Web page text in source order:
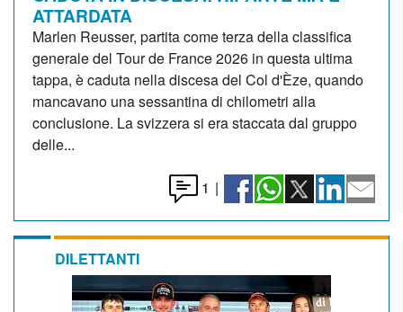
ATTARDATA
Marlen Reusser, partita come terza della classifica
generale del Tour de France 2026 in questa ultima
tappa, è caduta nella discesa del Col d'Èze, quando
mancavano una sessantina di chilometri alla
conclusione. La svizzera si era staccata dal gruppo
delle...
1 |
DILETTANTI